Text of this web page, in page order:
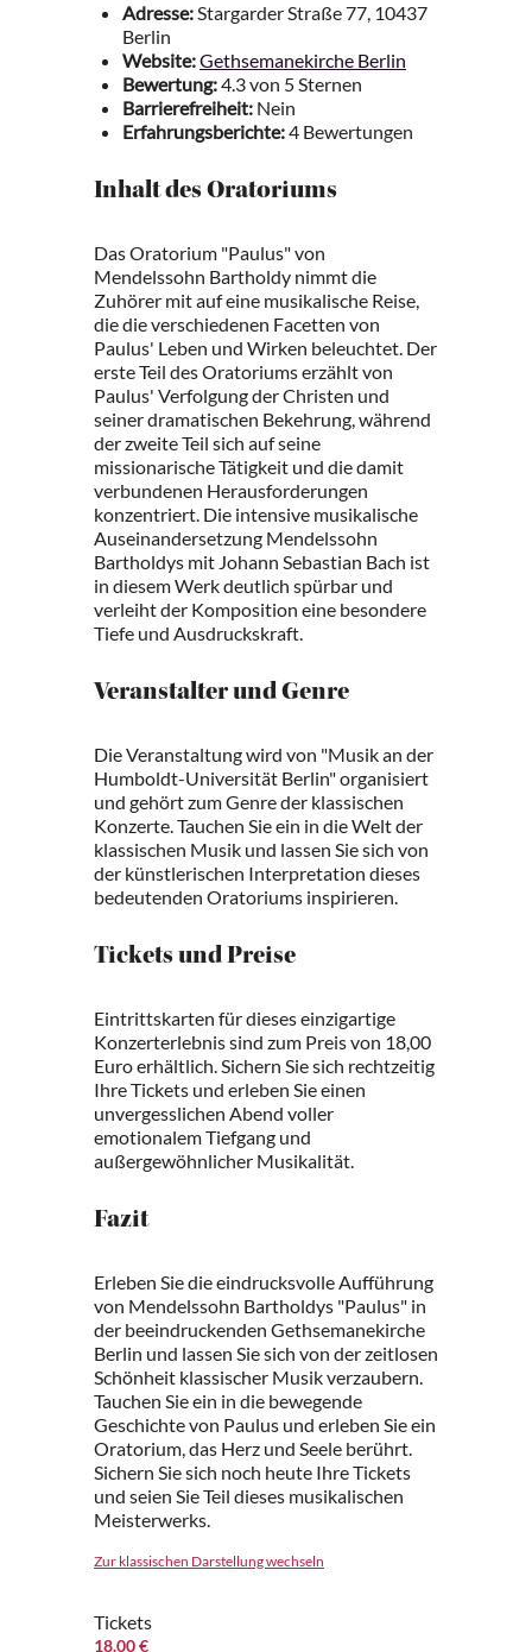
Adresse:Stargarder Straße 77, 10437
Berlin
Website:Gethsemanekirche Berlin
Bewertung:4.3 von 5 Sternen
Barrierefreiheit: Nein
Erfahrungsberichte:4 Bewertungen
Inhalt des Oratoriums
Das Oratorium "Paulus" von
Mendelssohn Bartholdy nimmt die
Zuhörer mit auf eine musikalische Reise,
die die verschiedenen Facetten von
Paulus' Leben und Wirken beleuchtet. Der
erste Teil des Oratoriums erzählt von
Paulus' Verfolgung der Christen und
seiner dramatischen Bekehrung, während
der zweite Teil sich auf seine
missionarische Tätigkeit und die damit
verbundenen Herausforderungen
konzentriert. Die intensive musikalische
Auseinandersetzung Mendelssohn
Bartholdys mit Johann Sebastian Bach ist
in diesem Werk deutlich spürbar und
verleiht der Komposition eine besondere
Tiefe und Ausdruckskraft.
Veranstalter und Genre
Die Veranstaltung wird von "Musik an der
Humboldt-Universität Berlin" organisiert
und gehört zum Genre der klassischen
Konzerte. Tauchen Sie ein in die Welt der
klassischen Musik und lassen Sie sich von
der künstlerischen Interpretation dieses
bedeutenden Oratoriums inspirieren.
Tickets und Preise
Eintrittskarten für dieses einzigartige
Konzerterlebnis sind zum Preis von 18,00
Euro erhältlich. Sichern Sie sich rechtzeitig
Ihre Tickets und erleben Sie einen
unvergesslichen Abend voller
emotionalem Tiefgang und
außergewöhnlicher Musikalität.
Fazit
Erleben Sie die eindrucksvolle Aufführung
von Mendelssohn Bartholdys "Paulus" in
der beeindruckenden Gethsemanekirche
Berlin und lassen Sie sich von der zeitlosen
Schönheit klassischer Musik verzaubern.
Tauchen Sie ein in die bewegende
Geschichte von Paulus und erleben Sie ein
Oratorium, das Herz und Seele berührt.
Sichern Sie sich noch heute Ihre Tickets
und seien Sie Teil dieses musikalischen
Meisterwerks.
Zur klassischen Darstellung wechseln
Tickets
18.00 €